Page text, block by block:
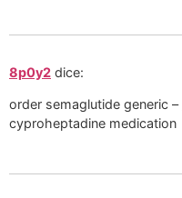
8p0y2 dice:
order semaglutide generic –
cyproheptadine medication